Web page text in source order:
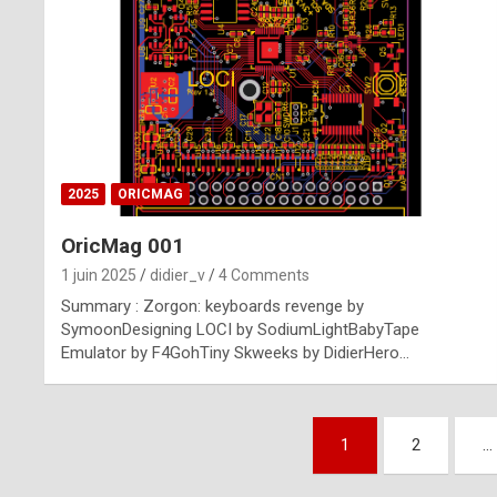
2025 ORICMAG
OricMag 001
1 juin 2025 didier_v 4 Comments
Summary : Zorgon: keyboards revenge by
SymoonDesigning LOCI by SodiumLightBabyTape
Emulator by F4GohTiny Skweeks by DidierHero…
1 2 …